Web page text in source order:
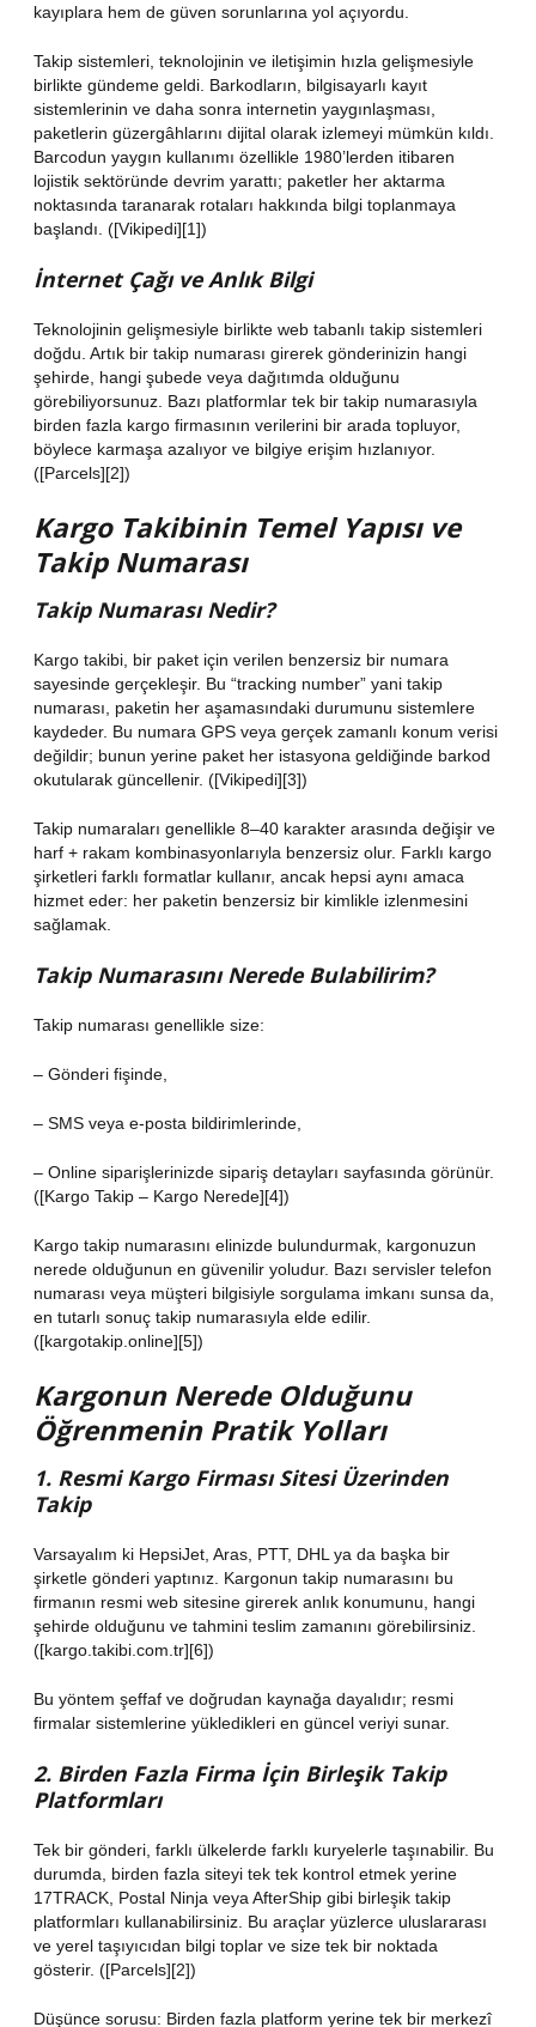
kayıplara hem de güven sorunlarına yol açıyordu.
Takip sistemleri, teknolojinin ve iletişimin hızla gelişmesiyle
birlikte gündeme geldi. Barkodların, bilgisayarlı kayıt
sistemlerinin ve daha sonra internetin yaygınlaşması,
paketlerin güzergâhlarını dijital olarak izlemeyi mümkün kıldı.
Barcodun yaygın kullanımı özellikle 1980’lerden itibaren
lojistik sektöründe devrim yarattı; paketler her aktarma
noktasında taranarak rotaları hakkında bilgi toplanmaya
başlandı. ([Vikipedi][1])
İnternet Çağı ve Anlık Bilgi
Teknolojinin gelişmesiyle birlikte web tabanlı takip sistemleri
doğdu. Artık bir takip numarası girerek gönderinizin hangi
şehirde, hangi şubede veya dağıtımda olduğunu
görebiliyorsunuz. Bazı platformlar tek bir takip numarasıyla
birden fazla kargo firmasının verilerini bir arada topluyor,
böylece karmaşa azalıyor ve bilgiye erişim hızlanıyor.
([Parcels][2])
Kargo Takibinin Temel Yapısı ve
Takip Numarası
Takip Numarası Nedir?
Kargo takibi, bir paket için verilen benzersiz bir numara
sayesinde gerçekleşir. Bu “tracking number” yani takip
numarası, paketin her aşamasındaki durumunu sistemlere
kaydeder. Bu numara GPS veya gerçek zamanlı konum verisi
değildir; bunun yerine paket her istasyona geldiğinde barkod
okutularak güncellenir. ([Vikipedi][3])
Takip numaraları genellikle 8–40 karakter arasında değişir ve
harf + rakam kombinasyonlarıyla benzersiz olur. Farklı kargo
şirketleri farklı formatlar kullanır, ancak hepsi aynı amaca
hizmet eder: her paketin benzersiz bir kimlikle izlenmesini
sağlamak.
Takip Numarasını Nerede Bulabilirim?
Takip numarası genellikle size:
– Gönderi fişinde,
– SMS veya e‑posta bildirimlerinde,
– Online siparişlerinizde sipariş detayları sayfasında görünür.
([Kargo Takip – Kargo Nerede][4])
Kargo takip numarasını elinizde bulundurmak, kargonuzun
nerede olduğunun en güvenilir yoludur. Bazı servisler telefon
numarası veya müşteri bilgisiyle sorgulama imkanı sunsa da,
en tutarlı sonuç takip numarasıyla elde edilir.
([kargotakip.online][5])
Kargonun Nerede Olduğunu
Öğrenmenin Pratik Yolları
1. Resmi Kargo Firması Sitesi Üzerinden
Takip
Varsayalım ki HepsiJet, Aras, PTT, DHL ya da başka bir
şirketle gönderi yaptınız. Kargonun takip numarasını bu
firmanın resmi web sitesine girerek anlık konumunu, hangi
şehirde olduğunu ve tahmini teslim zamanını görebilirsiniz.
([kargo.takibi.com.tr][6])
Bu yöntem şeffaf ve doğrudan kaynağa dayalıdır; resmi
firmalar sistemlerine yükledikleri en güncel veriyi sunar.
2. Birden Fazla Firma İçin Birleşik Takip
Platformları
Tek bir gönderi, farklı ülkelerde farklı kuryelerle taşınabilir. Bu
durumda, birden fazla siteyi tek tek kontrol etmek yerine
17TRACK, Postal Ninja veya AfterShip gibi birleşik takip
platformları kullanabilirsiniz. Bu araçlar yüzlerce uluslararası
ve yerel taşıyıcıdan bilgi toplar ve size tek bir noktada
gösterir. ([Parcels][2])
Düşünce sorusu: Birden fazla platform yerine tek bir merkezî